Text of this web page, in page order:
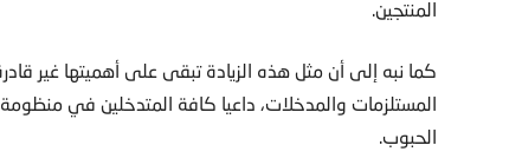
المنتجين.
كما نبه إلى أن مثل هذه الزيادة تبقى على أهميتها غير
المستلزمات والمدخلات، داعيا كافة المتدخلين في
الحبوب.